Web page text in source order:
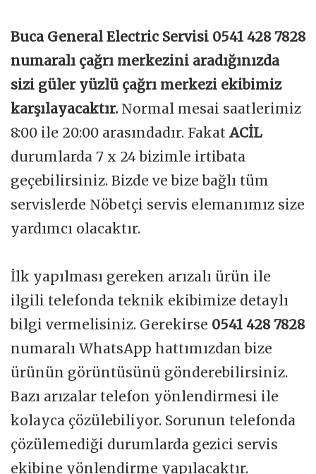
Buca General Electric Servisi 0541 428 7828
numaralı çağrı merkezini aradığınızda
sizi güler yüzlü çağrı merkezi ekibimiz
karşılayacaktır. Normal mesai saatlerimiz
8:00 ile 20:00 arasındadır. Fakat ACİL
durumlarda 7 x 24 bizimle irtibata
geçebilirsiniz. Bizde ve bize bağlı tüm
servislerde Nöbetçi servis elemanımız size
yardımcı olacaktır.
İlk yapılması gereken arızalı ürün ile
ilgili telefonda teknik ekibimize detaylı
bilgi vermelisiniz. Gerekirse 0541 428 7828
numaralı WhatsApp hattımızdan bize
ürünün görüntüsünü gönderebilirsiniz.
Bazı arızalar telefon yönlendirmesi ile
kolayca çözülebiliyor. Sorunun telefonda
çözülemediği durumlarda gezici servis
ekibine yönlendirme yapılacaktır.